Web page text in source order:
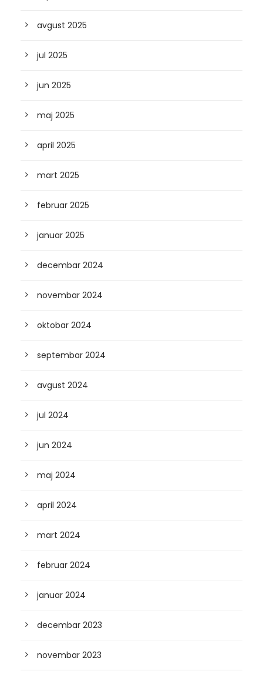
avgust 2025
jul 2025
jun 2025
maj 2025
april 2025
mart 2025
februar 2025
januar 2025
decembar 2024
novembar 2024
oktobar 2024
septembar 2024
avgust 2024
jul 2024
jun 2024
maj 2024
april 2024
mart 2024
februar 2024
januar 2024
decembar 2023
novembar 2023